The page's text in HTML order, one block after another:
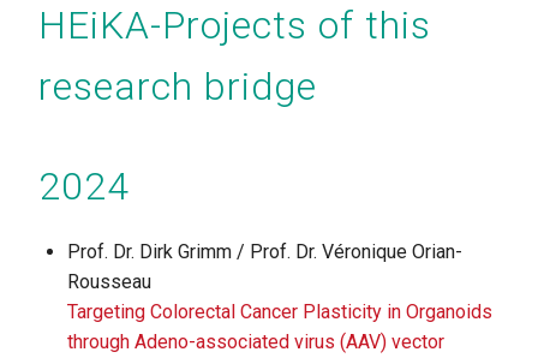
HEiKA-Projects of this
research bridge
2024
Prof. Dr. Dirk Grimm / Prof. Dr. Véronique Orian-
Rousseau
Targeting Colorectal Cancer Plasticity in Organoids
through Adeno-associated virus (AAV) vector